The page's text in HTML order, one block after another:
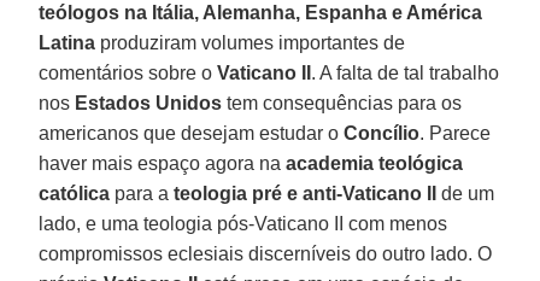
teólogos na Itália, Alemanha, Espanha e América
Latina produziram volumes importantes de
comentários sobre oVaticano II . A falta de tal trabalho
nos Estados Unidos tem consequências para os
americanos que desejam estudar oConcílio. Parece
haver mais espaço agora naacademia teológica
católica para ateologia pré e anti-Vaticano II
de um
lado, e uma teologia pós-Vaticano II com menos
compromissos eclesiais discerníveis do outro lado. O